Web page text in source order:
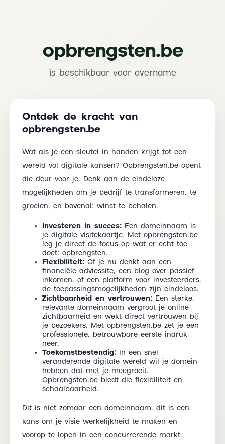
opbrengsten.be
is beschikbaar voor overname
Ontdek de kracht van
opbrengsten.be
Wat als je een sleutel in handen krijgt tot een
wereld vol digitale kansen? Opbrengsten.be opent
die deur voor je. Denk aan de eindeloze
mogelijkheden om je bedrijf te transformeren, te
groeien, en bovenal: winst te behalen.
Investeren in succes: Een domeinnaam is
je digitale visitekaartje. Met opbrengsten.be
leg je direct de focus op wat er echt toe
doet: opbrengsten.
Flexibiliteit: Of je nu denkt aan een
financiële adviessite, een blog over passief
inkomen, of een platform voor investeerders,
de toepassingsmogelijkheden zijn eindeloos.
Zichtbaarheid en vertrouwen: Een sterke,
relevante domeinnaam vergroot je online
zichtbaarheid en wekt direct vertrouwen bij
je bezoekers. Met opbrengsten.be zet je een
professionele, betrouwbare eerste indruk
neer.
Toekomstbestendig: In een snel
veranderende digitale wereld wil je domein
hebben dat met je meegroeit.
Opbrengsten.be biedt die flexibiliteit en
schaalbaarheid.
Dit is niet zomaar een domeinnaam, dit is een
kans om je visie werkelijkheid te maken en
voorop te lopen in een concurrerende markt.